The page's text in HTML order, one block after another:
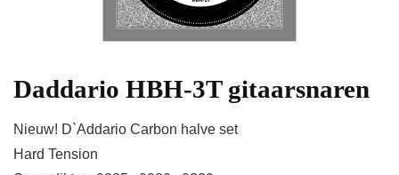
Daddario HBH-3T gitaarsnaren
Nieuw! D`Addario Carbon halve set
Hard Tension